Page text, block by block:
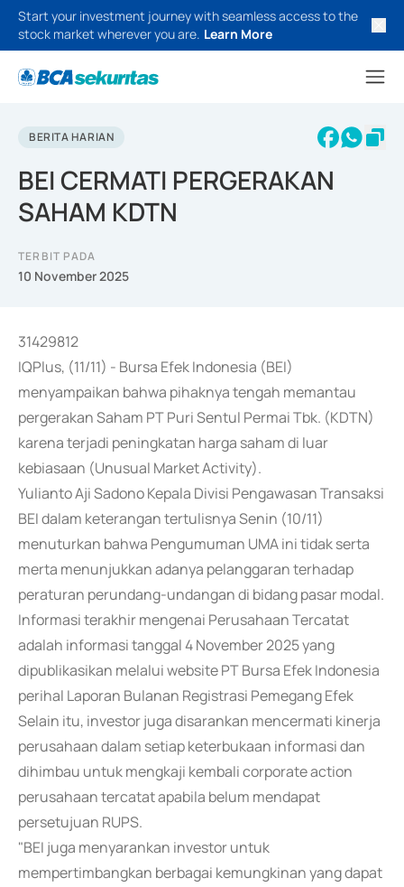
Start your investment journey with seamless access to the
stock market wherever you are. Learn More
BERITA HARIAN
BEI CERMATI PERGERAKAN
SAHAM KDTN
TERBIT PADA
10 November 2025
31429812
IQPlus, (11/11) - Bursa Efek Indonesia (BEI)
menyampaikan bahwa pihaknya tengah memantau
pergerakan Saham PT Puri Sentul Permai Tbk. (KDTN)
karena terjadi peningkatan harga saham di luar
kebiasaan (Unusual Market Activity).
Yulianto Aji Sadono Kepala Divisi Pengawasan Transaksi
BEI dalam keterangan tertulisnya Senin (10/11)
menuturkan bahwa Pengumuman UMA ini tidak serta
merta menunjukkan adanya pelanggaran terhadap
peraturan perundang-undangan di bidang pasar modal.
Informasi terakhir mengenai Perusahaan Tercatat
adalah informasi tanggal 4 November 2025 yang
dipublikasikan melalui website PT Bursa Efek Indonesia
perihal Laporan Bulanan Registrasi Pemegang Efek
Selain itu, investor juga disarankan mencermati kinerja
perusahaan dalam setiap keterbukaan informasi dan
dihimbau untuk mengkaji kembali corporate action
perusahaan tercatat apabila belum mendapat
persetujuan RUPS.
"BEI juga menyarankan investor untuk
mempertimbangkan berbagai kemungkinan yang dapat